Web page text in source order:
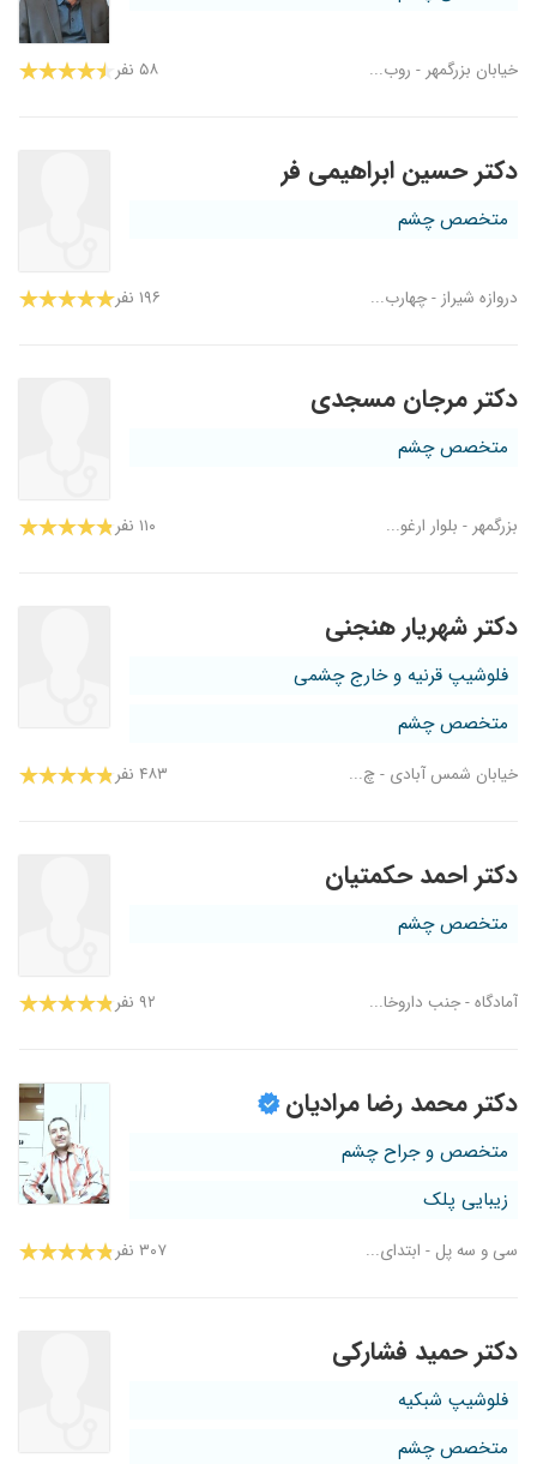
خیابان بزرگمهر - روب... ۵۸ نفر
دکتر حسین ابراهیمی فر
متخصص چشم
دروازه شیراز - چهارب... ۱۹۶ نفر
دکتر مرجان مسجدی
متخصص چشم
بزرگمهر - بلوار ارغو... ۱۱۰ نفر
دکتر شهریار هنجنی
فلوشیپ قرنیه و خارج چشمی
متخصص چشم
خیابان شمس آبادی - چ... ۴۸۳ نفر
دکتر احمد حکمتیان
متخصص چشم
آمادگاه - جنب داروخا... ۹۲ نفر
دکتر محمد رضا مرادیان
متخصص و جراح چشم
زیبایی پلک
سی و سه پل - ابتدای... ۳۰۷ نفر
دکتر حمید فشارکی
فلوشیپ شبکیه
متخصص چشم